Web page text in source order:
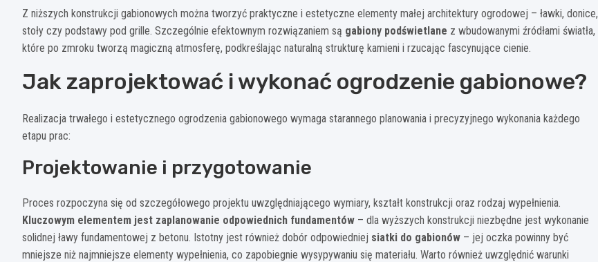
Z niższych konstrukcji gabionowych można tworzyć praktyczne i estetyczne elementy małej architektury ogrodowej – ławki, donice,
stoły czy podstawy pod grille. Szczególnie efektownym rozwiązaniem są gabiony podświetlane z wbudowanymi źródłami światła,
które po zmroku tworzą magiczną atmosferę, podkreślając naturalną strukturę kamieni i rzucając fascynujące cienie.
Jak zaprojektować i wykonać ogrodzenie gabionowe?
Realizacja trwałego i estetycznego ogrodzenia gabionowego wymaga starannego planowania i precyzyjnego wykonania każdego
etapu prac:
Projektowanie i przygotowanie
Proces rozpoczyna się od szczegółowego projektu uwzględniającego wymiary, kształt konstrukcji oraz rodzaj wypełnienia.
Kluczowym elementem jest zaplanowanie odpowiednich fundamentów – dla wyższych konstrukcji niezbędne jest wykonanie
solidnej ławy fundamentowej z betonu. Istotny jest również dobór odpowiedniej siatki do gabionów – jej oczka powinny być
mniejsze niż najmniejsze elementy wypełnienia, co zapobiegnie wysypywaniu się materiału. Warto również uwzględnić warunki